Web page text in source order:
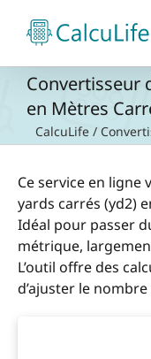
contenu
Convertisseur
en Mètres
CalcuLife /
Ce service en
yards carrés (yd2)
Idéal pour passer
métrique,
L’outil offre des
d’ajuster le